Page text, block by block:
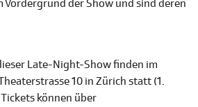
der Show und sind deren
Late-Night-Show finden im
10 in Zürich statt (1.
können über